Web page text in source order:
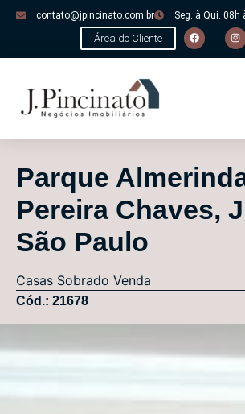
contato@jpincinato.com.br Seg. à Qui. 08h
Área do Cliente
Parque
Pereira Chaves,
São Paulo
Casas Sobrado Venda
Cód.: 21678